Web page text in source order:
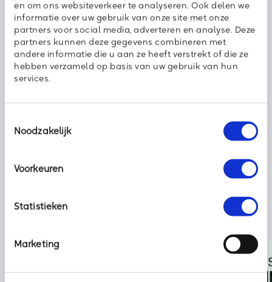
en om ons websiteverkeer te analyseren. Ook delen we
informatie over uw gebruik van onze site met onze
partners voor social media, adverteren en analyse. Deze
partners kunnen deze gegevens combineren met
andere informatie die u aan ze heeft verstrekt of die ze
hebben verzameld op basis van uw gebruik van hun
services.
Noodzakelijk
Voorkeuren
Statistieken
Marketing
een geweldig goede copiloot. OpenAI heeft het zelf overigens
liever over een geweldig goede bijrijder in plaats van een
copiloot.
Deel dit bericht met uw netwerk: